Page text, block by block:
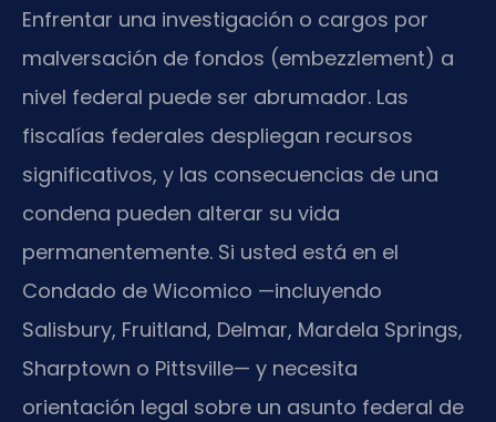
Enfrentar una investigación o cargos por
malversación de fondos (embezzlement) a
nivel federal puede ser abrumador. Las
fiscalías federales despliegan recursos
significativos, y las consecuencias de una
condena pueden alterar su vida
permanentemente. Si usted está en el
Condado de Wicomico —incluyendo
Salisbury, Fruitland, Delmar, Mardela Springs,
Sharptown o Pittsville— y necesita
orientación legal sobre un asunto federal de